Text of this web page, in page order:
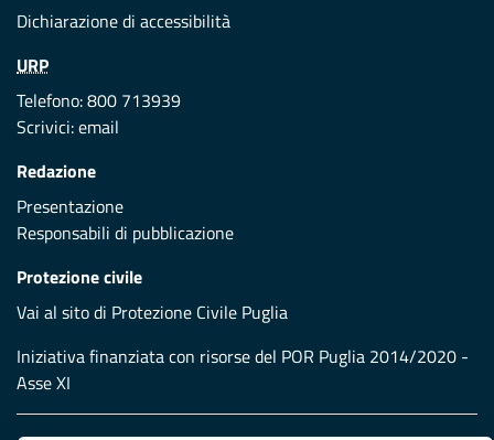
Dichiarazione di accessibilità
URP
Telefono: 800 713939
Scrivici:email
Redazione
Presentazione
Responsabili di pubblicazione
Protezione civile
Vai al sito di Protezione Civile Puglia
Iniziativa finanziata con risorse del POR Puglia 2014/2020 -
Asse XI